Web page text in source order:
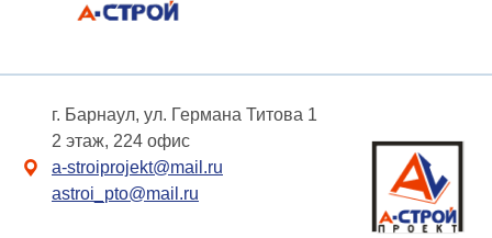
г. Барнаул, ул. Германа Титова 1
2 этаж, 224 офис
a-stroiprojekt@mail.ru
astroi_pto@mail.ru